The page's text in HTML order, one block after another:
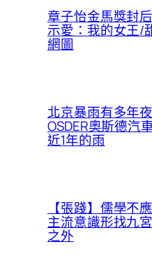
章子怡金馬獎封
示愛：我的女王/
網圖
北京暴雨有多年
OSDER奧斯德汽
近1年的雨
【張踐】儒學不
主流意識形找九
之外